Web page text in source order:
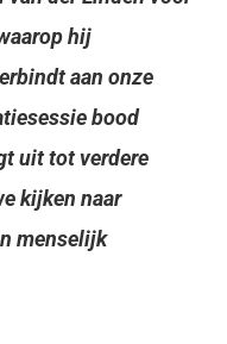
hij
aan onze
bood
uit tot verdere
kijken naar
menselijk